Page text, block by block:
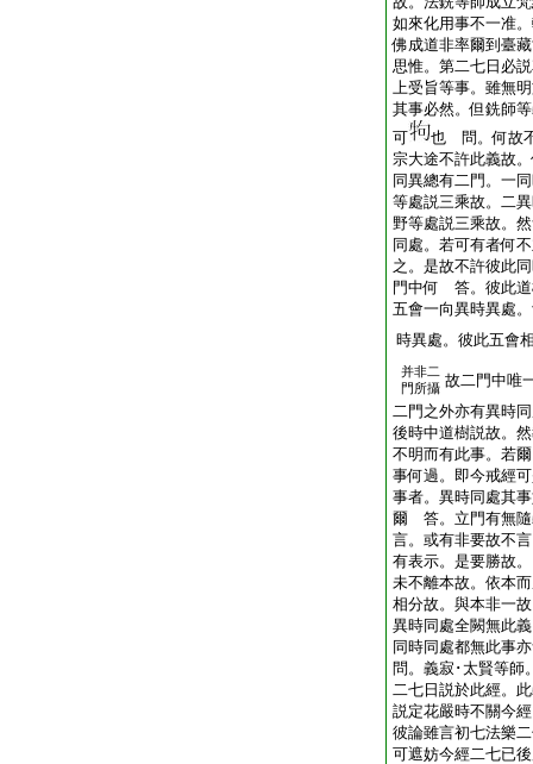
如來化用事不一准
佛成道非率爾到臺
思惟。第二七日必
上受旨等事。雖無
其事必然。但銑師
可
也 問。何故
宗大途不許此義故
同異總有二門。一
等處説三乘故。二
野等處説三乘故。
同處。若可有者何
之。是故不許彼此
門中何 答。彼此道
五會一向異時異處
時異處。彼此五會
并非二
門所攝 故二門中唯
二門之外亦有異時
後時中道樹説故。
不明而有此事。若
事何過。即今戒經
事者。異時同處其
爾 答。立門有無隨
言。或有非要故不
有表示。是要勝故
未不離本故。依本
相分故。與本非一
異時同處全闕無此
同時同處都無此事
問。義寂･太賢等師
二七日説於此經。
説定花嚴時不關今
彼論雖言初七法樂
可遮妨今經二七已